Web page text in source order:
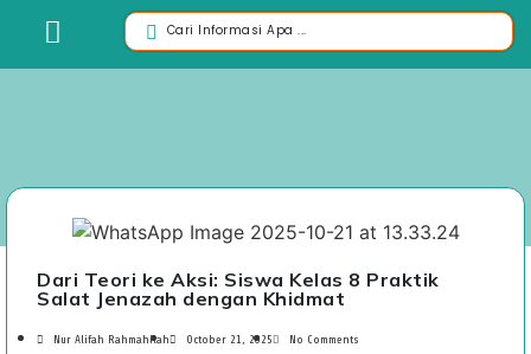
Dari Teori ke Aksi: Siswa Kelas 8 Praktik
Salat Jenazah dengan Khidmat
Nur Alifah Rahmahilah October 21, 2025 No Comments